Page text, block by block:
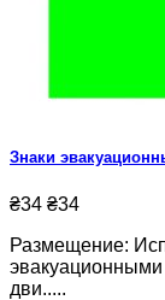
Знаки
₴34 ₴34
Размещение:
эвакуационными
дви.....